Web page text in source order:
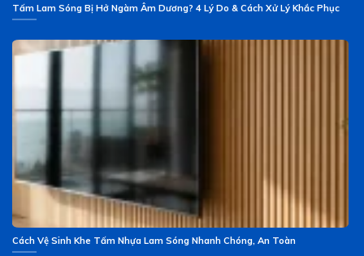
Tấm Lam Sóng Bị Hở Ngàm Âm Dương? 4 Lý Do & Cách Xử Lý Khắc Phục
Cách Vệ Sinh Khe Tấm Nhựa Lam Sóng Nhanh Chóng, An Toàn